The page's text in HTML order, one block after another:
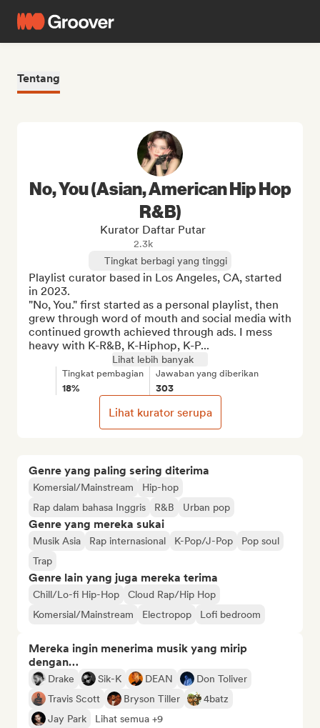
Tentang
Genre yang paling sering diterima
Komersial/Mainstream
Hip-hop
Rap dalam bahasa Inggris
R&B Urban pop
Genre yang mereka sukai
Musik Asia Rap internasional K-Pop/J-Pop
Pop soul
Trap
Genre lain yang juga mereka terima
Chill/Lo-fi Hip-Hop
Cloud Rap/Hip Hop
Komersial/Mainstream
Electropop Lofi bedroom
Mereka ingin menerima musik yang mirip
dengan…
Drake Sik-K DEAN
Don Toliver
Travis Scott
Bryson Tiller
4batz
Jay Park
Lihat semua +9
No, You (Asian, American Hip Hop
R&B)
Kurator Daftar Putar
2.3k
Tingkat berbagi yang tinggi
Playlist curator based in Los Angeles, CA, started
in 2023.
"No, You." first started as a personal playlist, then
grew through word of mouth and social media with
continued growth achieved through ads. I mess
heavy with K-R&B, K-Hiphop, K-P...
Lihat lebih banyak
Tingkat pembagian
18%
Jawaban yang diberikan
303
Lihat kurator serupa